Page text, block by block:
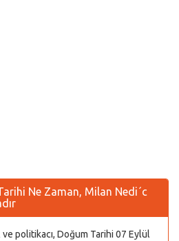
Ne Zaman, Milan Nedi´c
ve politikacı, Doğum Tarihi 07 Eylül